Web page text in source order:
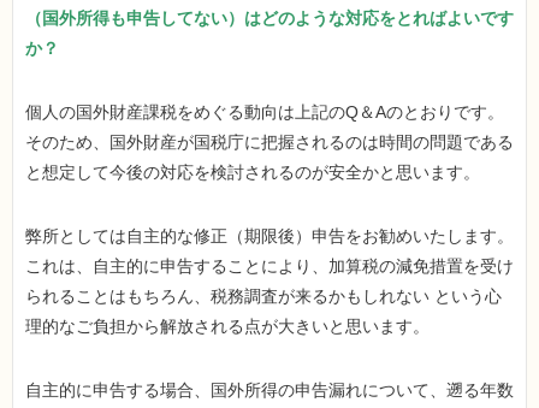
（国外所得も申告してない）はどのような対応をとればよいです
か？
個人の国外財産課税をめぐる動向は上記のQ＆Aのとおりです。
そのため、国外財産が国税庁に把握されるのは時間の問題である
と想定して今後の対応を検討されるのが安全かと思います。
弊所としては自主的な修正（期限後）申告をお勧めいたします。
これは、自主的に申告することにより、加算税の減免措置を受け
られることはもちろん、税務調査が来るかもしれない という心
理的なご負担から解放される点が大きいと思います。
自主的に申告する場合、国外所得の申告漏れについて、遡る年数